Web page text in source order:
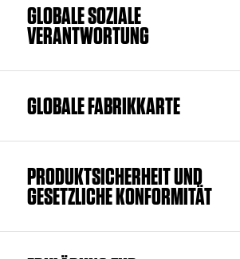
GLOBALE SOZIALE
VERANTWORTUNG
GLOBALE FABRIKKARTE
PRODUKTSICHERHEIT UND
GESETZLICHE KONFORMITÄT